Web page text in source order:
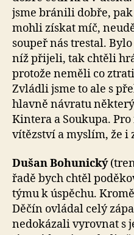
jsme bránili dobře,
mohli získat míč,
soupeř nás trestal.
níž přijeli, tak chtěli
protože neměli co
Zvládli jsme to ale s
hlavně návratu
Kintera a Soukupa.
vítězství a myslím, že i
Dušan Bohunický
řadě bych chtěl
týmu k úspěchu.
Děčín ovládal celý
nedokázali vyrovnat s